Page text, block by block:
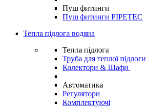
Пуш фитинги
Пуш фитинги PIPETEC
Тепла підлога водяна
Тепла підлога
Труба для теплої підлоги
Колектори & Шафи
Автоматика
Регулятори
Комплектуючі